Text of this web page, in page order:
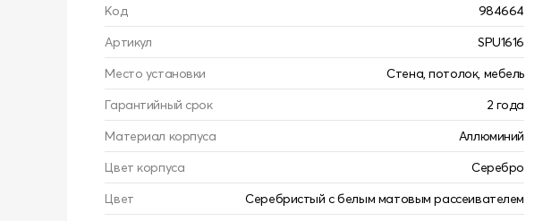
Код
984664
Артикул
SPU1616
Место установки
Стена, потолок, мебель
Гарантийный срок
2 года
Материал корпуса
Аллюминий
Цвет корпуса
Серебро
Цвет
Серебристый с белым матовым рассеивателем